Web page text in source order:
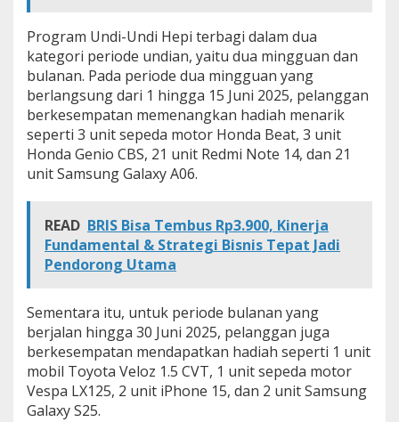
Program Undi-Undi Hepi terbagi dalam dua
kategori periode undian, yaitu dua mingguan dan
bulanan. Pada periode dua mingguan yang
berlangsung dari 1 hingga 15 Juni 2025, pelanggan
berkesempatan memenangkan hadiah menarik
seperti 3 unit sepeda motor Honda Beat, 3 unit
Honda Genio CBS, 21 unit Redmi Note 14, dan 21
unit Samsung Galaxy A06.
READ BRIS Bisa Tembus Rp3.900, Kinerja
Fundamental & Strategi Bisnis Tepat Jadi
Pendorong Utama
Sementara itu, untuk periode bulanan yang
berjalan hingga 30 Juni 2025, pelanggan juga
berkesempatan mendapatkan hadiah seperti 1 unit
mobil Toyota Veloz 1.5 CVT, 1 unit sepeda motor
Vespa LX125, 2 unit iPhone 15, dan 2 unit Samsung
Galaxy S25.